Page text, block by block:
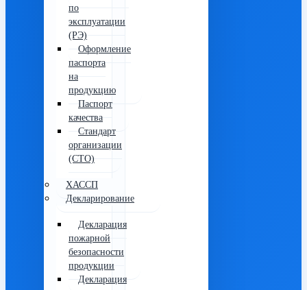
по
эксплуатации
(РЭ)
Оформление
паспорта
на
продукцию
Паспорт
качества
Стандарт
организации
(СТО)
ХАССП
Декларирование
Декларация
пожарной
безопасности
продукции
Декларация